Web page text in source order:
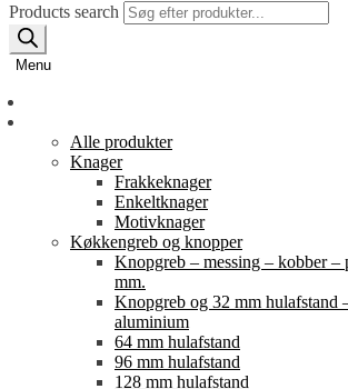
Products search
Menu
Alle produkter
Knager
Frakkeknager
Enkeltknager
Motivknager
Køkkengreb og knopper
Knopgreb – messing – kobber –
mm.
Knopgreb og 32 mm hulafstand
aluminium
64 mm hulafstand
96 mm hulafstand
128 mm hulafstand